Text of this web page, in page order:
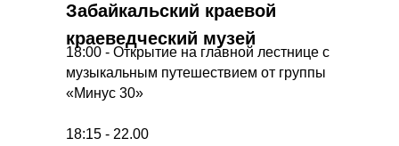
Забайкальский краевой
краеведческий музей
18:00 - Открытие на главной лестнице с
музыкальным путешествием от группы
«Минус 30»
18:15 - 22.00